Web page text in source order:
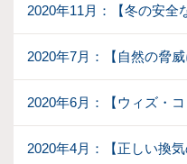
2020年11月：【冬の安全
2020年7月：【自然の脅
2020年6月：【ウィズ・コ
2020年4月：【正しい換気